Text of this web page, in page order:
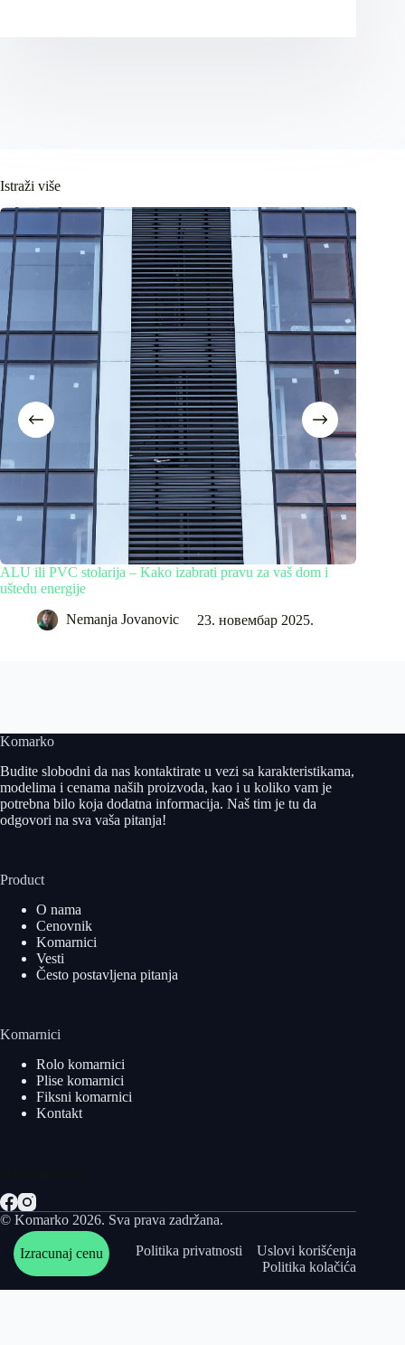
Istraži više
ALU ili PVC stolarija – Kako izabrati pravu za vaš dom i
uštedu energije
Nemanja Jovanovic 23. новембар 2025.
Komarko
Budite slobodni da nas kontaktirate u vezi sa karakteristikama,
modelima i cenama naših proizvoda, kao i u koliko vam je
potrebna bilo koja dodatna informacija. Naš tim je tu da
odgovori na sva vaša pitanja!
Product
O nama
Cenovnik
Komarnici
Vesti
Često postavljena pitanja
Komarnici
Rolo komarnici
Plise komarnici
Fiksni komarnici
Kontakt
© Komarko 2026. Sva prava zadržana.
Politika privatnosti
Uslovi korišćenja
Politika kolačića
Izracunaj cenu